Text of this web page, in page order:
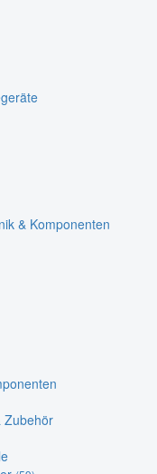
& Komponenten
Zubehör